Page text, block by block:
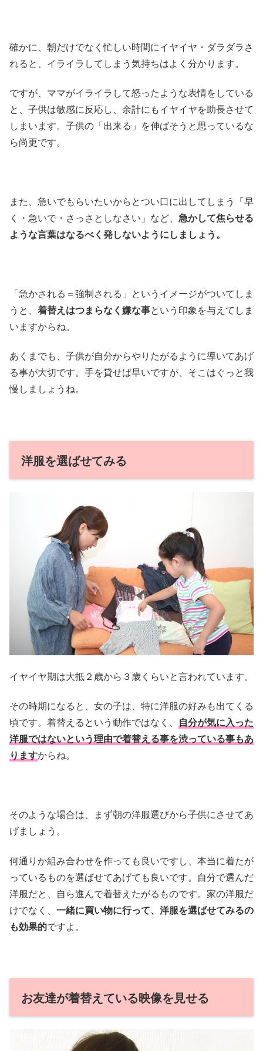
確かに、朝だけでなく忙しい時間にイヤイヤ・ダラダラさ
れると、イライラしてしまう気持ちはよく分かります。
ですが、ママがイライラして怒ったような表情をしている
と、子供は敏感に反応し、余計にもイヤイヤを助長させて
しまいます。子供の「出来る」を伸ばそうと思っているな
ら尚更です。
また、急いでもらいたいからとつい口に出してしまう「早
く・急いで・さっさとしなさい」など、 急かして焦らせる
ような言葉はなるべく発しないようにしましょう。
「急かされる＝強制される」というイメージがついてしま
うと、 着替えはつまらなく嫌な事という印象を与えてしま
いますからね。
あくまでも、子供が自分からやりたがるように導いてあげ
る事が大切です。手を貸せば早いですが、そこはぐっと我
慢しましょうね。
洋服を選ばせてみる
イヤイヤ期は大抵２歳から３歳くらいと言われています。
その時期になると、女の子は、特に洋服の好みも出てくる
頃です。着替えるという動作ではなく、 自分が気に入った
洋服ではないという理由で着替える事を渋っている事もあ
りますからね。
そのような場合は、まず朝の洋服選びから子供にさせてあ
げましょう。
何通りか組み合わせを作っても良いですし、本当に着たが
っているものを選ばせてあげても良いです。自分で選んだ
洋服だと、自ら進んで着替えたがるものです。家の洋服だ
けでなく、 一緒に買い物に行って、洋服を選ばせてみるの
も効果的ですよ。
お友達が着替えている映像を見せる